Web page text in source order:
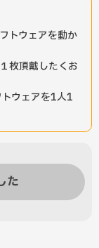
トウェアを動か
枚頂戴したくお
ウェアを1人1
た